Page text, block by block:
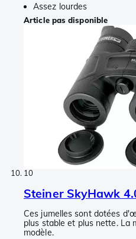
Assez lourdes
Article pas disponible
10
Steiner SkyHawk
Ces jumelles sont dotées
plus stable et plus nette. La
modèle.